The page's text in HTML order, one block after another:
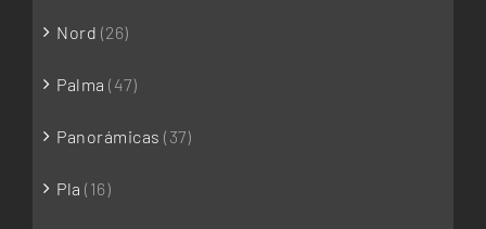
Nord (26)
Palma (47)
Panorámicas (37)
Pla (16)